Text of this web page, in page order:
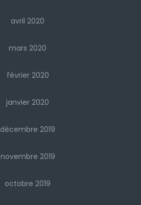
avril 2020
mars 2020
février 2020
janvier 2020
décembre 2019
novembre 2019
octobre 2019